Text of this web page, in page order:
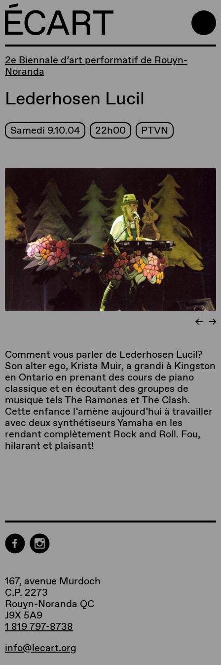
2e Biennale d’art performatif de Rouyn-
Noranda
Lederhosen Lucil
Samedi 9.10.04 22h00 PTVN
Comment vous parler de Lederhosen Lucil?
Son alter ego, Krista Muir, a grandi à Kingston
en Ontario en prenant des cours de piano
classique et en écoutant des groupes de
musique tels The Ramones et The Clash.
Cette enfance l’amène aujourd’hui à travailler
avec deux synthétiseurs Yamaha en les
rendant complètement Rock and Roll. Fou,
hilarant et plaisant!
167, avenue Murdoch
C.P. 2273
Rouyn-Noranda QC
J9X 5A9
1 819 797-8738
info@lecart.org